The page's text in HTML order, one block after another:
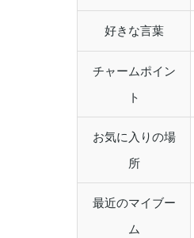
好きな言葉
チャームポイン
ト
お気に入りの場
所
最近のマイブー
ム